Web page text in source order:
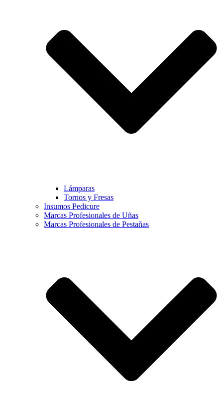
Lámparas
Tornos y Fresas
Insumos Pedicure
Marcas Profesionales de Uñas
Marcas Profesionales de Pestañas